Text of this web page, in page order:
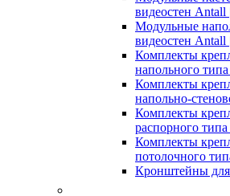
видеостен Antall
Модульные
видеостен Antall
Комплекты
напольного
Комплекты
напольно-
Комплекты
распорного
Комплекты
потолочного
Кронштейны